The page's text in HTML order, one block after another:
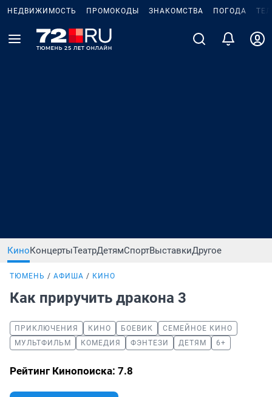
НЕДВИЖИМОСТЬ ПРОМОКОДЫ ЗНАКОМСТВА ПОГОДА
КиноКонцертыТеатрДетямСпортВыставкиДругое
ТЮМЕНЬ АФИША КИНО
Как приручить дракона 3
ПРИКЛЮЧЕНИЯ КИНО БОЕВИК
СЕМЕЙНОЕ КИНО
МУЛЬТФИЛЬМ
КОМЕДИЯ ФЭНТЕЗИ ДЕТЯМ 6+
Рейтинг Кинопоиска: 7.8